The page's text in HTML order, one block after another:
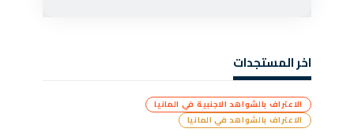
اخر المستجدات
الاعتراف بالشواهد الاجنبية في المانيا
الاعتراف بالشواهد في المانيا